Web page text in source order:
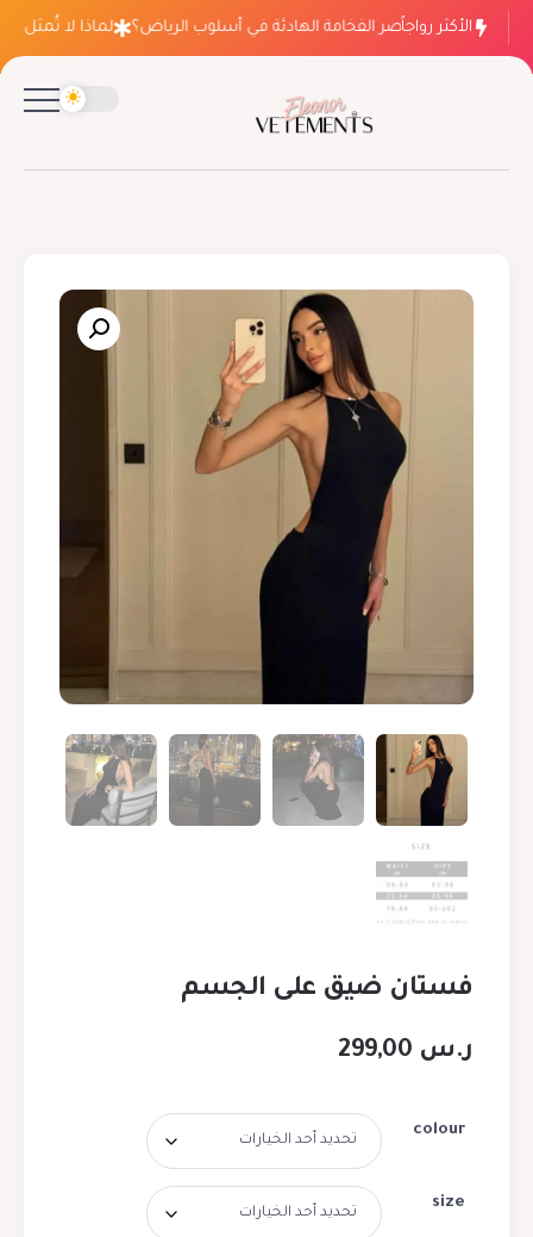
الأكثر رواجاً
لماذا ينتصر الفخامة الهادئة في أسلوب الرياض؟ لماذا لا تُمثل
فستان ضيق على الجسم
ر.س
colour
size